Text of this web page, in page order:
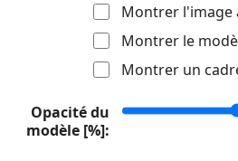
Montrer l'image
Montrer le
Montrer un
Opacité du
modèle [%]